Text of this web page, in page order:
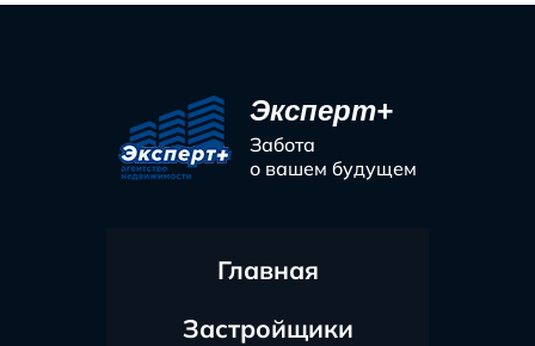
Эксперт+
Забота
о вашем будущем
Главная
Застройщики